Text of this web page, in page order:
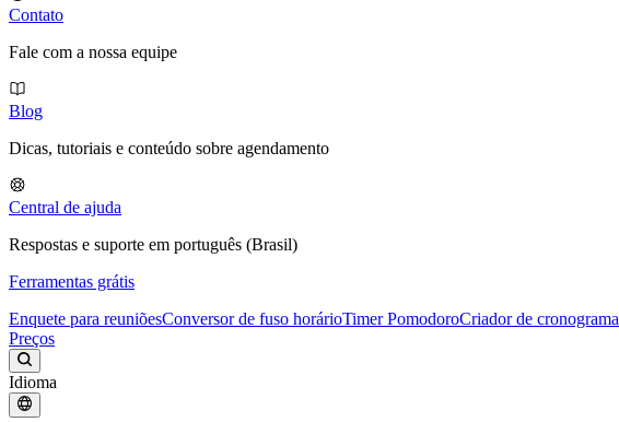
Contato
Fale com a nossa equipe
Blog
Dicas, tutoriais e conteúdo sobre agendamento
Central de ajuda
Respostas e suporte em português (Brasil)
Ferramentas grátis
Enquete para reuniõesConversor de fuso horárioTimer PomodoroCriador de cronograma
Preços
Idioma